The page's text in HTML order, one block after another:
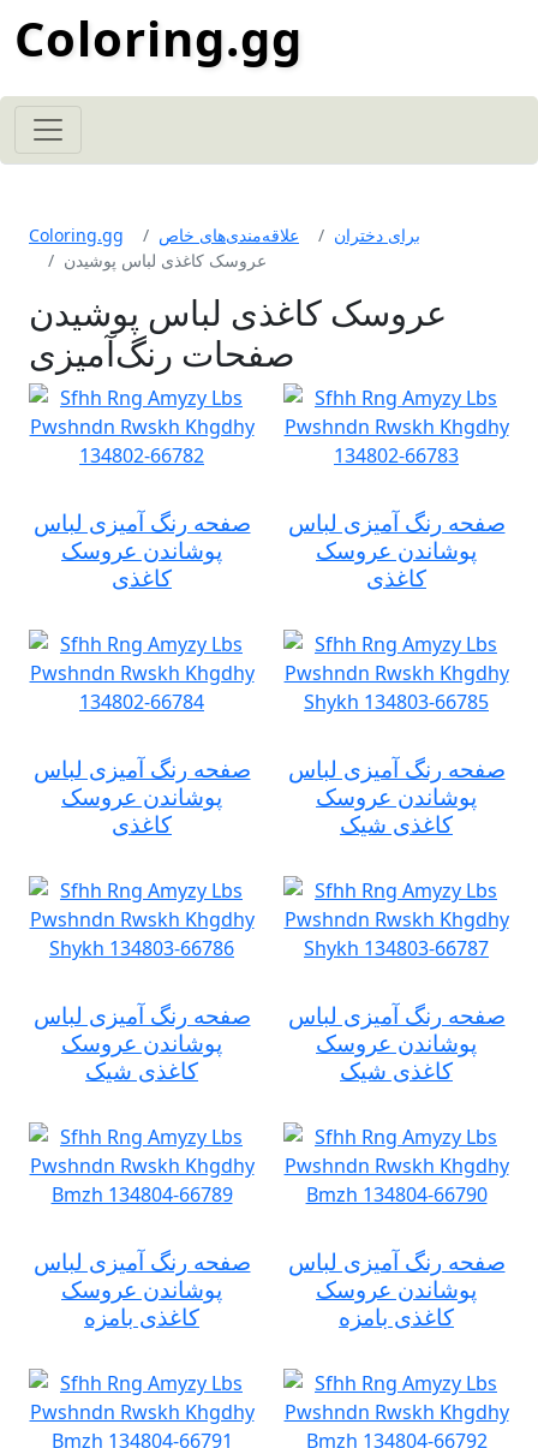
Coloring.gg
Coloring.gg علاقه‌مندی‌های خاص
برای دختران
عروسک کاغذی لباس پوشیدن
عروسک کاغذی لباس پوشیدن
صفحات رنگ‌آمیزی
صفحه رنگ آمیزی لباس
پوشاندن عروسک
کاغذی
صفحه رنگ آمیزی لباس
پوشاندن عروسک
کاغذی
صفحه رنگ آمیزی لباس
پوشاندن عروسک
کاغذی
صفحه رنگ آمیزی لباس
پوشاندن عروسک
کاغذی شیک
صفحه رنگ آمیزی لباس
پوشاندن عروسک
کاغذی شیک
صفحه رنگ آمیزی لباس
پوشاندن عروسک
کاغذی شیک
صفحه رنگ آمیزی لباس
پوشاندن عروسک
کاغذی بامزه
صفحه رنگ آمیزی لباس
پوشاندن عروسک
کاغذی بامزه